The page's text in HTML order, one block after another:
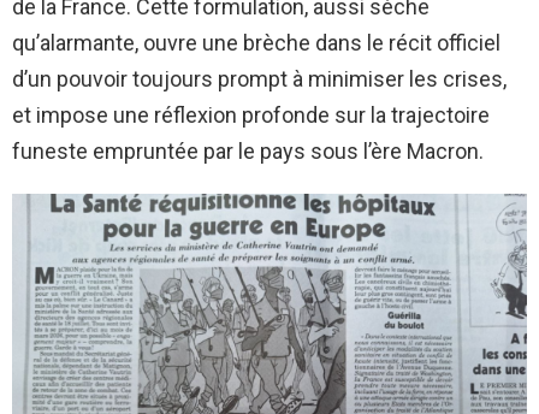
de la France. Cette formulation, aussi sèche
qu’alarmante, ouvre une brèche dans le récit officiel
d’un pouvoir toujours prompt à minimiser les crises,
et impose une réflexion profonde sur la trajectoire
funeste empruntée par le pays sous l’ère Macron.